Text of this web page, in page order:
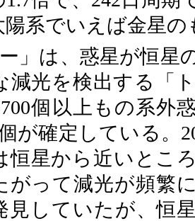
陽系でいえば金星の
ー」は、惑星が恒星
減光を検出する「
個以上もの系外
が確定している。
恒星から近いとこ
がって減光が頻繁
見していたが、恒